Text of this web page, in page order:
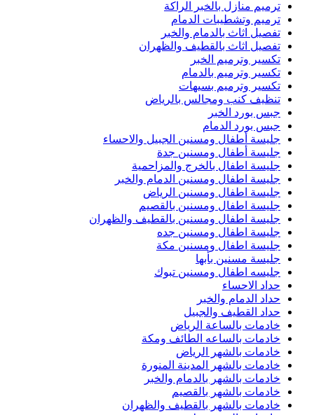
ترميم منازل بالخبر الراكة
ترميم وتشطيبات الدمام
تفصيل اثاث بالدمام والخبر
تفصيل اثاث بالقطيف والظهران
تكسير وترميم الخبر
تكسير وترميم بالدمام
تكسير وترميم بسيهات
تنظيف كنب ومجالس بالرياض
جبس بورد الخبر
جبس بورد الدمام
جليسة أطفال ومسنين الجبيل والاحساء
جليسة أطفال ومسنين جدة
جليسة اطفال بالخرج والمزاحمية
جليسة اطفال ومسنين الدمام والخبر
جليسة اطفال ومسنين الرياض
جليسة اطفال ومسنين بالقصيم
جليسة اطفال ومسنين بالقطيف والظهران
جليسة اطفال ومسنين جده
جليسة اطفال ومسنين مكة
جليسة مسنين بأبها
جليسه اطفال ومسنين تبوك
حداد الاحساء
حداد الدمام والخبر
حداد القطيف والجبيل
خادمات بالساعة الرياض
خادمات بالساعه الطائف ومكة
خادمات بالشهر الرياض
خادمات بالشهر المدينة المنورة
خادمات بالشهر بالدمام والخبر
خادمات بالشهر بالقصيم
خادمات بالشهر بالقطيف والظهران